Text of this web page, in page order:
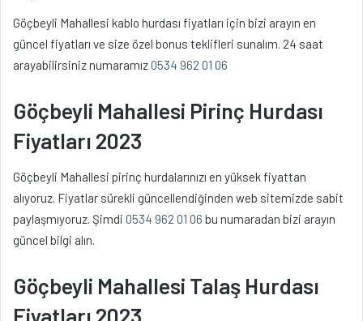
Göçbeyli Mahallesi kablo hurdası fiyatları için bizi arayın en
güncel fiyatları ve size özel bonus teklifleri sunalım. 24 saat
arayabilirsiniz numaramız0534 962 01 06
Göçbeyli Mahallesi Pirinç Hurdası
Fiyatları 2023
Göçbeyli Mahallesi pirinç hurdalarınızı en yüksek fiyattan
alıyoruz. Fiyatlar sürekli güncellendiğinden web sitemizde sabit
paylaşmıyoruz. Şimdi 0534 962 01 06 bu numaradan bizi arayın
güncel bilgi alın.
Göçbeyli Mahallesi Talaş Hurdası
Fiyatları 2023